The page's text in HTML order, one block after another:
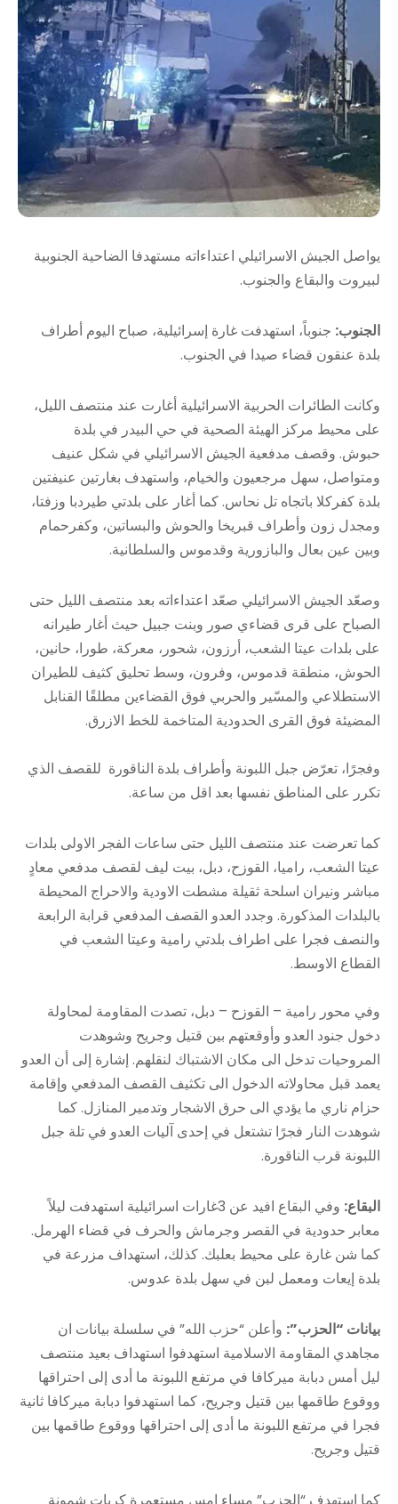
يواصل الجيش الاسرائيلي اعتداءاته مستهدفا الضاحية الجنوبية
لبيروت والبقاع والجنوب.
الجنوب: جنوباً، استهدفت غارة إسرائيلية، صباح اليوم أطراف
بلدة عنقون قضاء صيدا في الجنوب.
وكانت الطائرات الحربية الاسرائيلية أغارت عند منتصف الليل،
على محيط مركز الهيئة الصحية في حي البيدر في بلدة
حبوش. وقصف مدفعية الجيش الاسرائيلي في شكل عنيف
ومتواصل، سهل مرجعيون والخيام، واستهدف بغارتين عنيفتين
بلدة كفركلا باتجاه تل نحاس. كما أغار على بلدتي طيردبا وزفتا،
ومجدل زون وأطراف قبريخا والحوش والبساتين، وكفرحمام
وبين عين بعال والبازورية وقدموس والسلطانية.
وصعّد الجيش الاسرائيلي صعّد اعتداءاته بعد منتصف الليل حتى
الصباح على قرى قضاءي صور وبنت جبيل حيث أغار طيرانه
على بلدات عيتا الشعب، أرزون، شحور، معركة، طورا، حانين،
الحوش، منطقة قدموس، وفرون، وسط تحليق كثيف للطيران
الاستطلاعي والمسّير والحربي فوق القضاءين مطلقًا القنابل
المضيئة فوق القرى الحدودية المتاخمة للخط الازرق.
وفجرًا، تعرّض جبل اللبونة وأطراف بلدة الناقورة للقصف الذي
تكرر على المناطق نفسها بعد اقل من ساعة.
كما تعرضت عند منتصف الليل حتى ساعات الفجر الاولى بلدات
عيتا الشعب، راميا، القوزح، دبل، بيت ليف لقصف مدفعي معادٍ
مباشر ونيران اسلحة ثقيلة مشطت الاودية والاحراج المحيطة
بالبلدات المذكورة. وجدد العدو القصف المدفعي قرابة الرابعة
والنصف فجرا على اطراف بلدتي رامية وعيتا الشعب في
القطاع الاوسط.
وفي محور رامية – القوزح – دبل، تصدت المقاومة لمحاولة
دخول جنود العدو وأوقعتهم بين قتيل وجريح وشوهدت
المروحيات تدخل الى مكان الاشتباك لنقلهم. إشارة إلى أن العدو
يعمد قبل محاولاته الدخول الى تكثيف القصف المدفعي وإقامة
حزام ناري ما يؤدي الى حرق الاشجار وتدمير المنازل. كما
شوهدت النار فجرًا تشتعل في إحدى آليات العدو في تلة جبل
اللبونة قرب الناقورة.
البقاع:
وفي البقاع افيد عن 3غارات اسرائيلية استهدفت ليلاً
معابر حدودية في القصر وجرماش والحرف في قضاء الهرمل.
كما شن غارة على محيط بعلبك. كذلك، استهداف مزرعة في
بلدة إيعات ومعمل لبن في سهل بلدة عدوس.
بيانات “الحزب”: وأعلن “حزب الله” في سلسلة بيانات ان
مجاهدي المقاومة الاسلامية استهدفوا استهداف بعيد منتصف
ليل أمس دبابة ميركافا في مرتفع اللبونة ما أدى إلى احتراقها
ووقوع طاقمها بين قتيل وجريح، كما استهدفوا دبابة ميركافا ثانية
فجرا في مرتفع اللبونة ما أدى إلى احتراقها ووقوع طاقمها بين
قتيل وجريح.